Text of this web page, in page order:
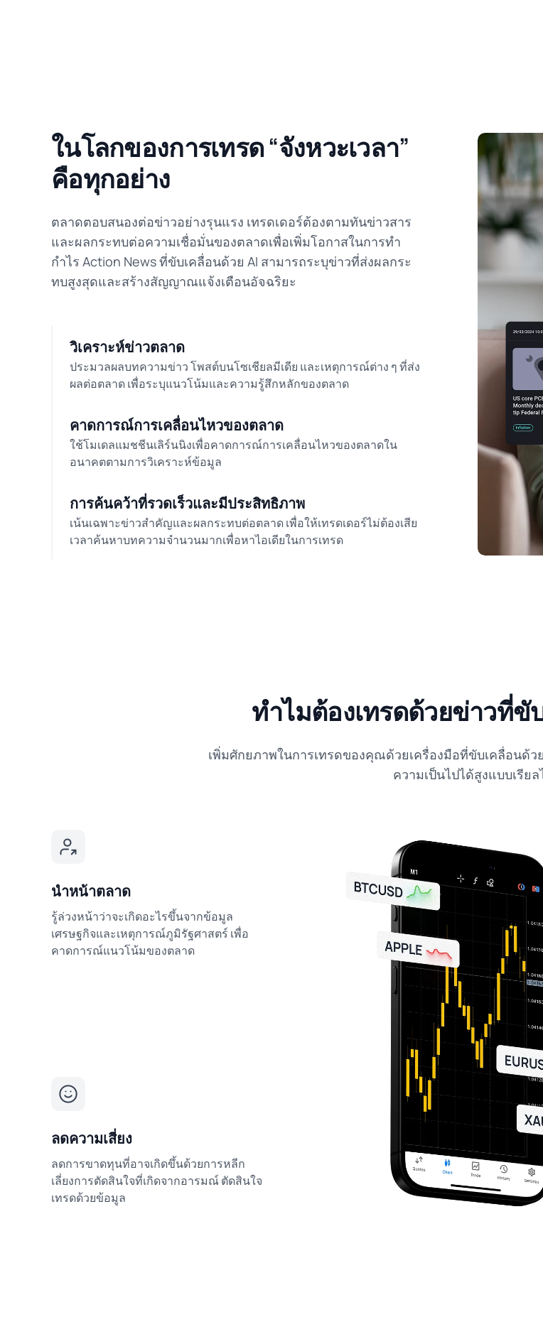
ในโลกของการเทรด “จังหวะเวลา”
คือทุกอย่าง
ตลาดตอบสนองต่อข่าวอย่างรุนแรง เทรดเดอร์ต้องตามทันข่าวสาร
และผลกระทบต่อความเชื่อมั่นของตลาดเพื่อเพิ่มโอกาสในการทำ
กำไร Action News ที่ขับเคลื่อนด้วย AI สามารถระบุข่าวที่ส่งผลกระ
ทบสูงสุดและสร้างสัญญาณแจ้งเตือนอัจฉริยะ
วิเคราะห์ข่าวตลาด
ประมวลผลบทความข่าว โพสต์บนโซเชียลมีเดีย และเหตุการณ์ต่าง ๆ ที่ส่ง
ผลต่อตลาด เพื่อระบุแนวโน้มและความรู้สึกหลักของตลาด
คาดการณ์การเคลื่อนไหวของตลาด
ใช้โมเดลแมชชีนเลิร์นนิงเพื่อคาดการณ์การเคลื่อนไหวของตลาดใน
อนาคตตามการวิเคราะห์ข้อมูล
การค้นคว้าที่รวดเร็วและมีประสิทธิภาพ
เน้นเฉพาะข่าวสำคัญและผลกระทบต่อตลาด เพื่อให้เทรดเดอร์ไม่ต้องเสีย
เวลาค้นหาบทความจำนวนมากเพื่อหาไอเดียในการเทรด
ทำไมต้องเทรดด้วยข่าวที่ขั
เพิ่มศักยภาพในการเทรดของคุณด้วยเครื่องมือที่ขับเคลื่อนด้
ความเป็นไปได้สูงแบบเรีย
นำหน้าตลาด
รู้ล่วงหน้าว่าจะเกิดอะไรขึ้นจากข้อมูล
เศรษฐกิจและเหตุการณ์ภูมิรัฐศาสตร์ เพื่อ
คาดการณ์แนวโน้มของตลาด
ลดความเสี่ยง
ลดการขาดทุนที่อาจเกิดขึ้นด้วยการหลีก
เลี่ยงการตัดสินใจที่เกิดจากอารมณ์ ตัดสินใจ
เทรดด้วยข้อมูล